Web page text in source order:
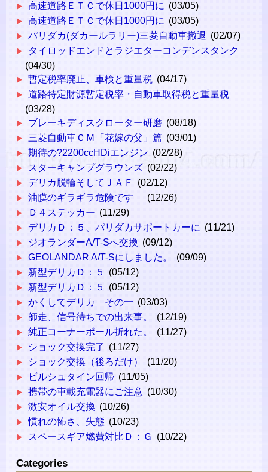
高速道路ＥＴＣで休日1000円に (03/05)
高速道路ＥＴＣで休日1000円に (03/05)
パリダカ(ダカールラリー)三菱自動車撤退 (02/07)
タイロッドエンドとラジエターコンデンスタンク
(04/30)
暫定税率廃止、車検と重量税 (04/17)
道路特定財源暫定税率・自動車取得税と重量税
(03/28)
ブレーキディスクローター研磨 (08/18)
三菱自動車ＣＭ「花嫁の父」篇 (03/01)
期待の?2200ccHDiエンジン (02/28)
スターキャンプグラウンズ (02/22)
デリカ脱輪そしてＪＡＦ
(02/12)
油膜のギラギラ危険です
(12/26)
Ｄ４ステッカー (11/29)
デリカＤ：５、パリダカサポートカーに (11/21)
ジオランダーA/T-Sへ交換 (09/12)
GEOLANDAR A/T-Sにしました。
(09/09)
新型デリカＤ：５
(05/12)
新型デリカＤ：５
(05/12)
かくしてデリカ その一 (03/03)
師走、信号待ちでの出来事。
(12/19)
純正コーナーポール折れた。
(11/27)
ショック交換完了 (11/27)
ショック交換（後ろだけ）
(11/20)
ビルシュタイン回帰 (11/05)
携帯の車載充電器にご注意 (10/30)
激安オイル交換 (10/26)
慣れの怖さ、失態 (10/23)
スペースギア燃費対比Ｄ：Ｇ
(10/22)
Categories